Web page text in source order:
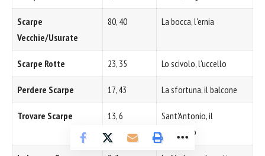
Scarpe
Vecchie/Usurate
80, 40 La bocca, l'ernia
Scarpe Rotte 23, 35 Lo scivolo, l'uccello
Perdere Scarpe 17, 43 La sfortuna, il balcone
Trovare Scarpe 13, 6
Sant'Antonio, il
pipistrello